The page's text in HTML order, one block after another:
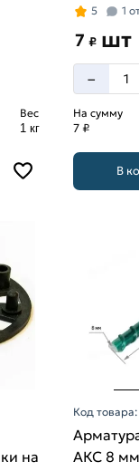
Вес
1 кг
5 1
7₽ шт
–
На сумму
7 ₽
В
на
Код
АКС 8 мм